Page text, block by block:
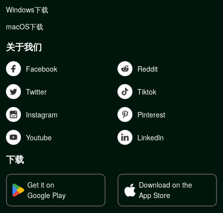
Windows下载
macOS下载
关于我们
Facebook Reddit
Twitter Tiktok
Instagram Pinterest
Youtube Linkedln
下载
Get it on
Google Play
Download on the
App Store